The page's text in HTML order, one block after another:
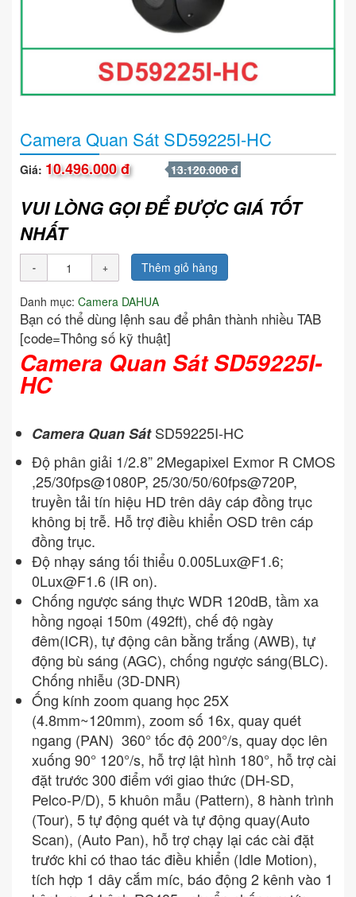
Camera Quan Sát SD59225I-HC
Giá: 10.496.000 đ 13.120.000 đ
VUI LÒNG GỌI ĐỂ ĐƯỢC GIÁ TỐT
NHẤT
Thêm giỏ hàng
Danh mục: Camera DAHUA
Bạn có thể dùng lệnh sau để phân thành nhiều TAB
[code=Thông số kỹ thuật]
Camera Quan Sát SD59225I-
HC
Camera Quan SátSD59225I-HC
Độ phân giải 1/2.8” 2Megapixel Exmor R CMOS
,25/30fps@1080P, 25/30/50/60fps@720P,
truyền tải tín hiệu HD trên dây cáp đồng trục
không bị trễ. Hỗ trợ điều khiển OSD trên cáp
đồng trục.
Độ nhạy sáng tối thiểu 0.005Lux@F1.6;
0Lux@F1.6 (IR on).
Chống ngược sáng thực WDR 120dB, tầm xa
hồng ngoại 150m (492ft), chế độ ngày
đêm(ICR), tự động cân bằng trắng (AWB), tự
động bù sáng (AGC), chống ngược sáng(BLC).
Chống nhiễu (3D-DNR)
Ống kính zoom quang học 25X
(4.8mm~120mm), zoom số 16x, quay quét
ngang (PAN) 360° tốc độ 200°/s, quay dọc lên
xuống 90° 120°/s, hỗ trợ lật hình 180°, hỗ trợ cài
đặt trước 300 điểm với giao thức (DH-SD,
Pelco-P/D), 5 khuôn mẫu (Pattern), 8 hành trình
(Tour), 5 tự động quét và tự động quay(Auto
Scan), (Auto Pan), hỗ trợ chạy lại các cài đặt
trước khi có thao tác điều khiển (Idle Motion),
tích hợp 1 dây cắm míc, báo động 2 kênh vào 1